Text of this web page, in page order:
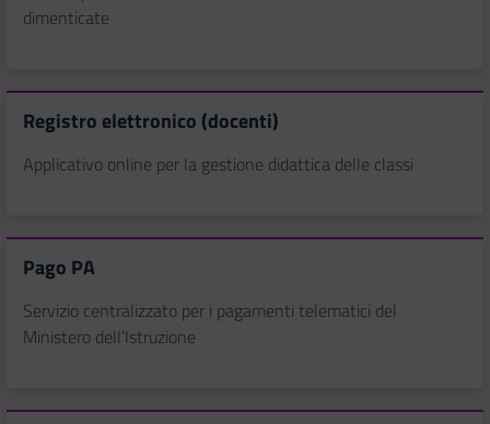
dimenticate
Registro elettronico (docenti)
Applicativo online per la gestione didattica delle classi
Pago PA
Servizio centralizzato per i pagamenti telematici del
Ministero dell’Istruzione